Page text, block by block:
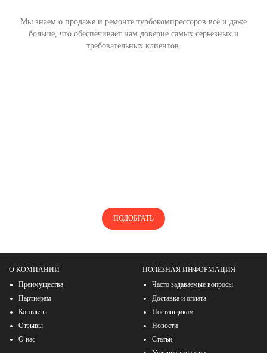
Мы знаем о продаже и ремонте турбокомпрессоров всё и даже
больше, что обеспечивает нам доверие самых серьёзных и
требовательных клиентов.
ПОДОБРАТЬ
О КОМПАНИИ
Преимущества
Партнерам
Контакты
Отзывы
О нас
ПОЛЕЗНАЯ ИНФОРМАЦИЯ
Часто задаваемые вопросы
Доставка и оплата
Поставщикам
Новости
Статьи